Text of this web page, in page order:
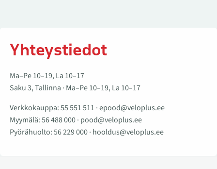
Yhteystiedot
Ma–Pe 10–19, La 10–17
Saku 3, Tallinna · Ma–Pe 10–19, La 10–17
Verkkokauppa:55 551 511 ·epood@veloplus.ee
Myymälä:56 488 000· pood@veloplus.ee
Pyörähuolto:56 229 000· hooldus@veloplus.ee